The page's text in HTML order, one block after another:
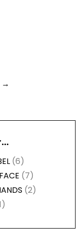
→
(6)
(7)
(2)